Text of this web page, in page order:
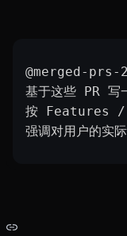
@merged-prs-
基于这些 PR 写
按 Features /
强调对用户的实际